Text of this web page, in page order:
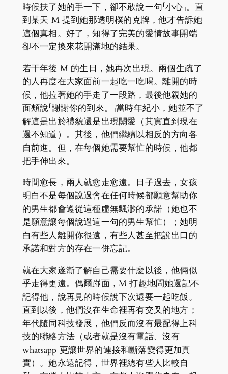
時候扶了她的手一下，卻不敢說一句「小心」。直
到某天 M 提到她那透明樸的克牌，他才告訴她
這個真相。好了，知得了完美的愛情故事開端
卻不一定換來花開滿地的結果。
若干年後 M 的生日，她再次出現。兩個生疏了
的人再度在大家面前一起吃一吃喝。離開的時
候，他拉著她的手走了一段路，最後他親她的
面頰說「謝謝你的到來。」當時年紀小，她並不了
解這是出於禮貌還是出現關愛（其實直到現在
還不知道）。其後，他們繼續以相反的方向各
自前進。但，在每個她需要幫忙的時候，他都
把手伸出來。
時間愈長，兩人就愈走愈遠。日子過去，女孩
明白不是每個說過會在任何時候都願意幫助你
的男生都會遵從這種虛無飄渺的承諾（她也不
是願意讓每個說過這一句的男生幫忙）；她明
白有些人離開你很遠，有些人甚至把說出口的
承諾和對方的存在一併忘記。
就在大家遂漸了解自己需要什麼以後，他倆似
乎走得更遠。偶爾踫面，M 打趣地問她還記不
記得他，說再見的時候說下次還要一起吃飯。
直到以後，他們沒在生命裡再有交叉的地方；
年代隨同科技發展，他們反而沒有最配得上科
技的聯絡方法（或者就是沒有電話、沒有
whatsapp 更讓世界的連接和斷落變得更加真
實）。她永遠記得，世界裡總有些人比較自